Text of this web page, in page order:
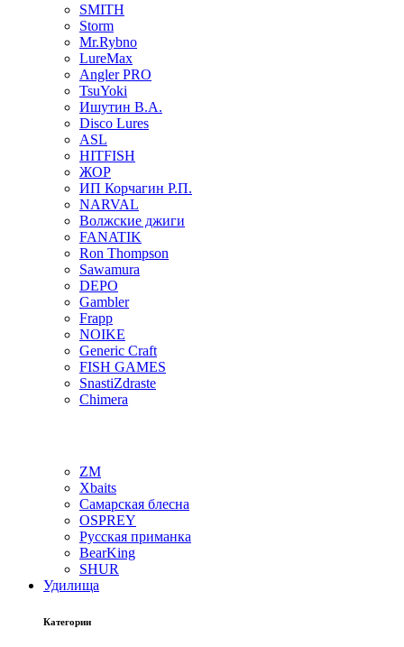
SMITH
Storm
Mr.Rybno
LureMax
Angler PRO
TsuYoki
Ишутин В.А.
Disco Lures
ASL
HITFISH
ЖОР
ИП Корчагин Р.П.
NARVAL
Волжские джиги
FANATIK
Ron Thompson
Sawamura
DEPO
Gambler
Frapp
NOIKE
Generic Craft
FISH GAMES
SnastiZdraste
Chimera
ZM
Xbaits
Самарская блесна
OSPREY
Русская приманка
BearKing
SHUR
Удилища
Категории